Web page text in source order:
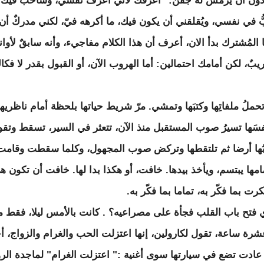
في نفسي، ويُقلقني أن يكون فيك، ما أكرهه فيّ، لكني مدركٌ
المُشترك بدأ الان، أعرف أن هذا الكلام مفاجيء، وأنه سابقٌ
لكن أمامك احتمالين: أما الهروب الآن، أو القبول بقدر لا
ملفاتِها وكتبَها وتمشي. مرّ شريط حياتها بلحظة أمام
تسيرُ صوب المستقبل منذ الآن، تتعثر في السير، تسقط
أرضا ثم تلتقطها وتركض صوب المجهول، وكلما سقطت
يبتسم، ويأخذ بيدها. خافت، أو هكذا بدا لها. خافت أن تكون
بما فكّر به، تماما بما فكّر به.
فتح باب القلب فجأة على مصراعيه؟ . كانت بالأمس ليلا، فقط
ساعة، تقول لكارولين، إنها اعتزلت الحب والغرام والزواج،
عادت تضع في سيارتها سوى أغنية :" اعتزلت الغرام" لماجدة